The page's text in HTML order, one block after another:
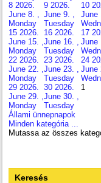
8 2026.
June 8. ,
Monday
9 2026.
June 9. ,
Tuesday
10
June
15 2026.
June 15. ,
Monday
16 2026.
June 16. ,
Tuesday
17
June
22 2026.
June 22. ,
Monday
23 2026.
June 23. ,
Tuesday
24
June
29 2026.
June 29. ,
Monday
30 2026.
June 30. ,
Tuesday
1
Állami ünnepnapok
Minden kategória ...
Mutassa az összes
Keresés